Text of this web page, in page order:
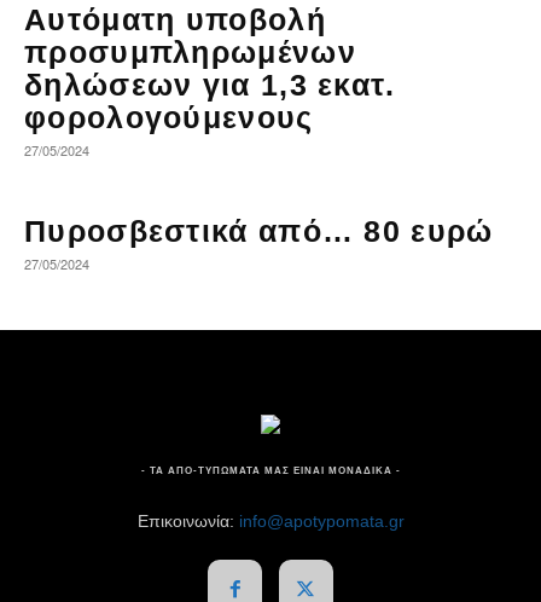
Αυτόματη υποβολή
προσυμπληρωμένων
δηλώσεων για 1,3 εκατ.
φορολογούμενους
27/05/2024
Πυροσβεστικά από… 80 ευρώ
27/05/2024
- ΤΑ ΑΠΟ-ΤΥΠΩΜΑΤΑ ΜΑΣ ΕΙΝΑΙ ΜΟΝΑΔΙΚΑ -
Επικοινωνία: info@apotypomata.gr